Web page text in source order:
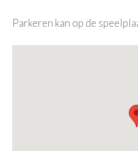
Parkeren kan op de